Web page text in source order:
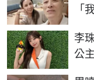
「
李
公